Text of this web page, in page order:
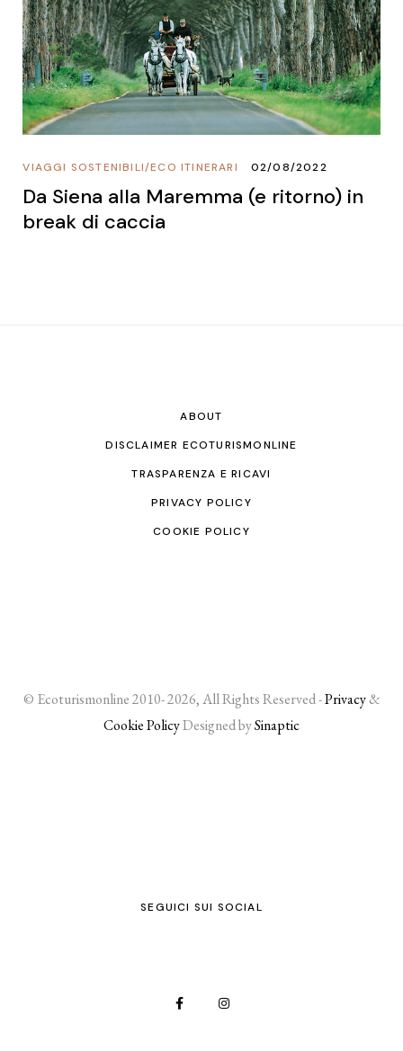
ECO ITINERARI
/
VIAGGI SOSTENIBILI 02/08/2022
Da Siena alla Maremma (e ritorno) in
break di caccia
ABOUT
DISCLAIMER ECOTURISMONLINE
TRASPARENZA E RICAVI
PRIVACY POLICY
COOKIE POLICY
© Ecoturismonline 2010- 2026, All Rights Reserved -Privacy&
Cookie PolicyDesigned bySinaptic
SEGUICI SUI SOCIAL